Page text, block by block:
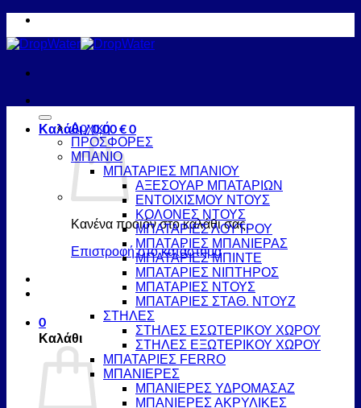
Μετάβαση
περιεχόμενο
Καλάθι /0,00€0
Κανένα προϊόν στο καλάθι σας.
Επιστροφή στο κατάστημα
0
Καλάθι
Αρχική
ΠΡΟΣΦΟΡΕΣ
ΜΠΑΝΙΟ
ΜΠΑΤΑΡΙΕΣ ΜΠΑΝΙΟΥ
ΑΞΕΣΟΥΑΡ ΜΠΑΤΑΡΙΩΝ
ΕΝΤΟΙΧΙΣΜΟΥ ΝΤΟΥΣ
ΚΟΛΟΝΕΣ ΝΤΟΥΣ
ΜΠΑΤΑΡΙΕΣ ΛΟΥΤΡΟΥ
ΜΠΑΤΑΡΙΕΣ ΜΠΑΝΙΕΡΑΣ
ΜΠΑΤΑΡΙΕΣ ΜΠΙΝΤΕ
ΜΠΑΤΑΡΙΕΣ ΝΙΠΤΗΡΟΣ
ΜΠΑΤΑΡΙΕΣ ΝΤΟΥΣ
ΜΠΑΤΑΡΙΕΣ ΣΤΑΘ. ΝΤΟΥΖ
ΣΤΗΛΕΣ
ΣΤΗΛΕΣ ΕΣΩΤΕΡΙΚΟΥ ΧΩΡΟΥ
ΣΤΗΛΕΣ ΕΞΩΤΕΡΙΚΟΥ ΧΩΡΟΥ
ΜΠΑΤΑΡΙΕΣ FERRO
ΜΠΑΝΙΕΡΕΣ
ΜΠΑΝΙΕΡΕΣ ΥΔΡΟΜΑΣΑΖ
ΜΠΑΝΙΕΡΕΣ ΑΚΡΥΛΙΚΕΣ